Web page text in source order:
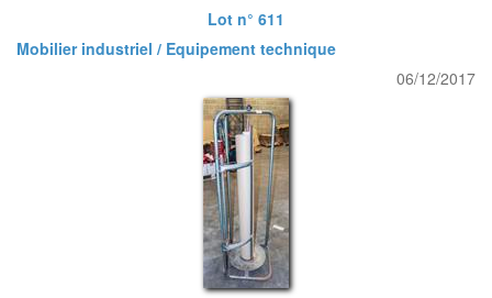
Lot n° 611
Mobilier industriel / Equipement technique
06/12/2017